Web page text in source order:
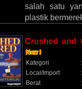
salah satu
plastik
Crushed and
Kategori
:
Local/Import
:
Berat
: